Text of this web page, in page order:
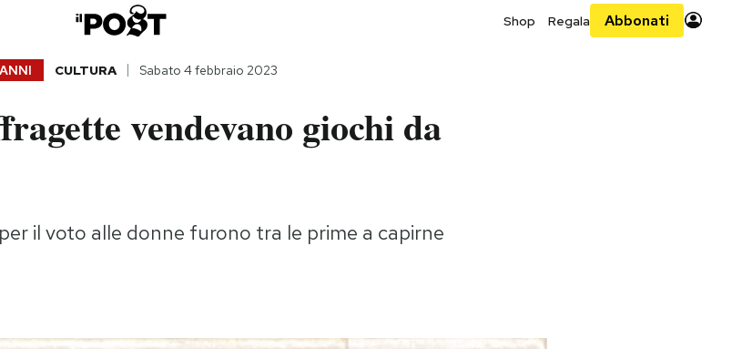
Shop Regala Abbonati
CULTURA Sabato 4 febbraio 2023
vendevano giochi da
il voto alle donne furono tra le prime a capirne